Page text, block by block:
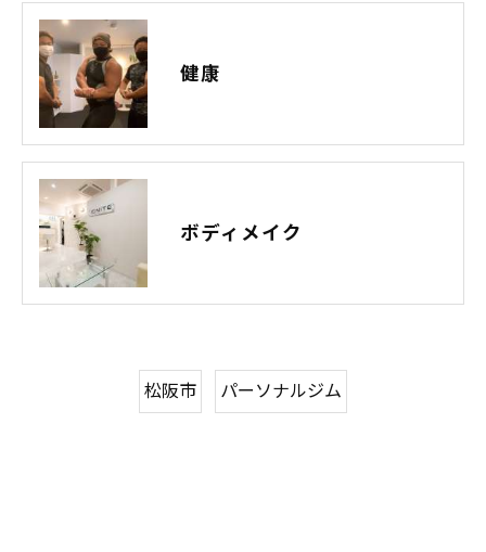
健康
ボディメイク
松阪市 パーソナルジム